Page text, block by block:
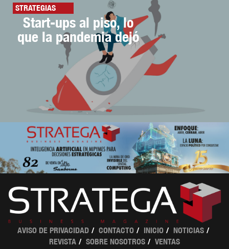
STRATEGIAS
Start-ups al piso, lo
que la pandemia dejó
AVISO DE PRIVACIDAD CONTACTO INICIO
NOTICIAS
REVISTA
SOBRE NOSOTROS
VENTAS